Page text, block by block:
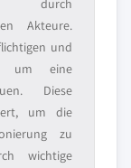
durch
Akteure.
und
um eine
Diese
um die
zu
wichtige